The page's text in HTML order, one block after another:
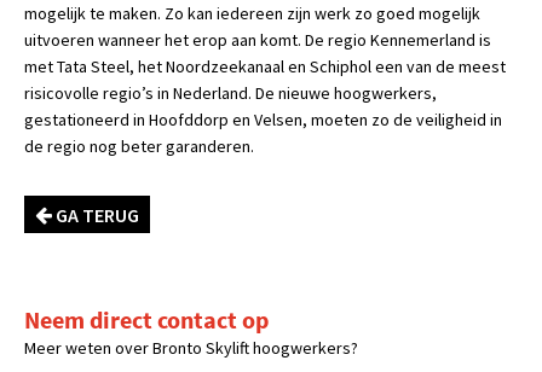
mogelijk te maken. Zo kan iedereen zijn werk zo goed mogelijk
uitvoeren wanneer het erop aan komt. De regio Kennemerland is
met Tata Steel, het Noordzeekanaal en Schiphol een van de meest
risicovolle regio’s in Nederland. De nieuwe hoogwerkers,
gestationeerd in Hoofddorp en Velsen, moeten zo de veiligheid in
de regio nog beter garanderen.
GA TERUG
Neem direct contact op
Meer weten over Bronto Skylift hoogwerkers?